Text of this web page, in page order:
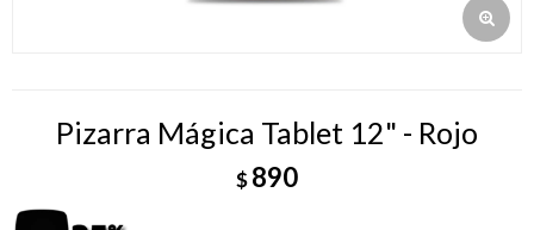
Pizarra Mágica Tablet 12" - Rojo
$890